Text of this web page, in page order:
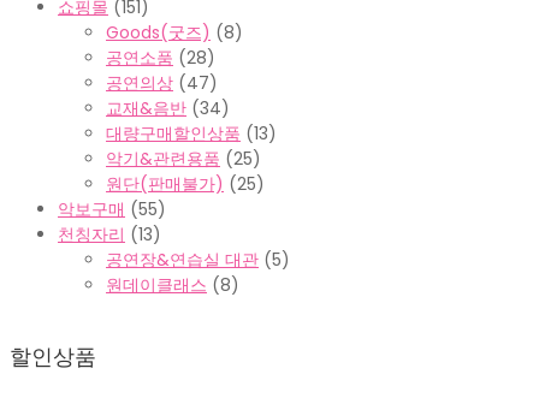
쇼핑몰 (151)
Goods(굿즈) (8)
공연소품 (28)
공연의상 (47)
교재&음반 (34)
대량구매할인상품 (13)
악기&관련용품 (25)
원단(판매불가) (25)
악보구매 (55)
천칭자리 (13)
공연장&연습실 대관 (5)
원데이클래스 (8)
할인상품